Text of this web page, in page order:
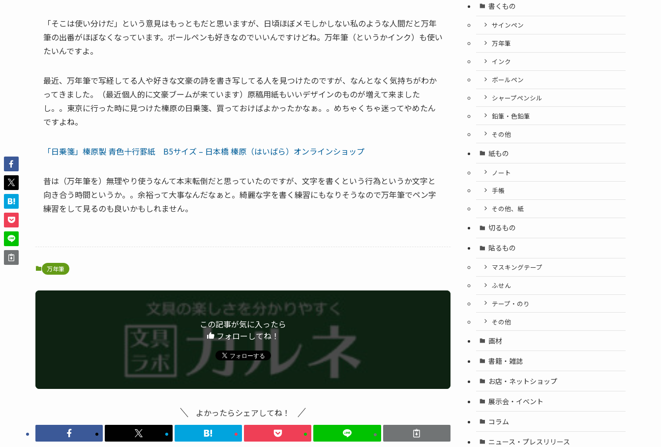
「そこは使い分けだ」という意見はもっともだと思いますが、日頃ほぼメモしかしない私のような人間だと万年
筆の出番がほぼなくなっています。ボールペンも好きなのでいいんですけどね。万年筆（というかインク）も使い
たいんですよ。
最近、万年筆で写経してる人や好きな文豪の詩を書き写してる人を見つけたのですが、なんとなく気持ちがわか
ってきました。（最近個人的に文豪ブームが来ています）原稿用紙もいいデザインのものが増えて来ました
し。。東京に行った時に見つけた榛原の日乗箋、買っておけばよかったかなぁ。。めちゃくちゃ迷ってやめたん
ですよね。
「日乗箋」榛原製 青色十行罫紙 B5サイズ – 日本橋 榛原（はいばら）オンラインショップ
昔は（万年筆を）無理やり使うなんて本末転倒だと思っていたのですが、文字を書くという行為というか文字と
向き合う時間というか。。余裕って大事なんだなぁと。綺麗な字を書く練習にもなりそうなので万年筆でペン字
練習をして見るのも良いかもしれません。
万年筆
この記事が気に入ったら
フォローしてね！
よかったらシェアしてね！
書くもの
サインペン
万年筆
インク
ボールペン
シャープペンシル
鉛筆・色鉛筆
その他
紙もの
ノート
手帳
その他、紙
切るもの
貼るもの
マスキングテープ
ふせん
テープ・のり
その他
画材
書籍・雑誌
お店・ネットショップ
展示会・イベント
コラム
ニュース・プレスリリース